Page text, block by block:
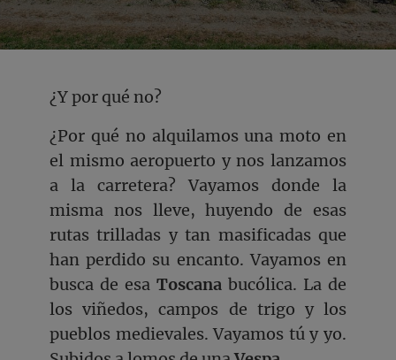
¿Y por qué no?
¿Por qué no alquilamos una moto en
el mismo aeropuerto y nos lanzamos
a la carretera? Vayamos donde la
misma nos lleve, huyendo de esas
rutas trilladas y tan masificadas que
han perdido su encanto. Vayamos en
busca de esa Toscana bucólica. La de
los viñedos, campos de trigo y los
pueblos medievales. Vayamos tú y yo.